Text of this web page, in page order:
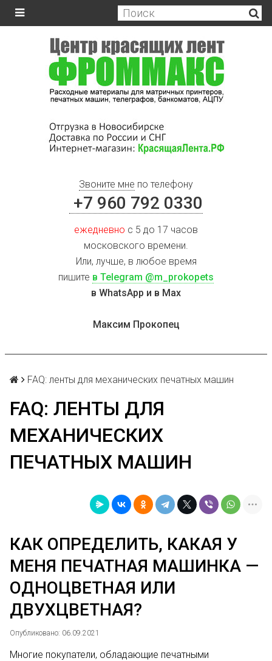
Звоните мне по телефону
+7 960 792 0330
ежедневно с 5 до 17 часов
московского времени.
Или, лучше, в любое время
пишите в Telegram @m_prokopets
в WhatsApp и в Max
Максим Прокопец
FAQ: ленты для механических печатных машин
FAQ: ЛЕНТЫ ДЛЯ
МЕХАНИЧЕСКИХ
ПЕЧАТНЫХ МАШИН
КАК ОПРЕДЕЛИТЬ, КАКАЯ У
МЕНЯ ПЕЧАТНАЯ МАШИНКА —
ОДНОЦВЕТНАЯ ИЛИ
ДВУХЦВЕТНАЯ?
Опубликовано: 06.09.2021
Многие покупатели, обладающие печатными